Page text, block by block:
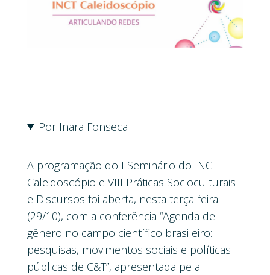
Por Inara Fonseca
A programação do I Seminário do INCT
Caleidoscópio e VIII Práticas Socioculturais
e Discursos foi aberta, nesta terça-feira
(29/10), com a conferência “Agenda de
gênero no campo científico brasileiro:
pesquisas, movimentos sociais e políticas
públicas de C&T”, apresentada pela